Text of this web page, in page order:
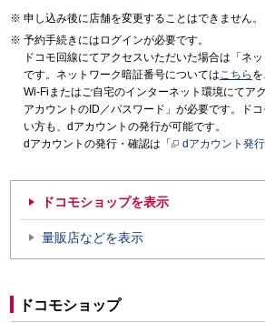
申し込み後に店舗を変更することはできません。
予約手続きにはログインが必要です。
ドコモ回線にてアクセスいただいた場合は「ネ
です。ネットワーク暗証番号についてはこちら
Wi-Fiまたはご自宅のインターネット環境にてア
アカウントのID／パスワード」が必要です。ド
い方も、dアカウントの発行が可能です。
dアカウントの発行・確認は「
dアカウント発行
ドコモショップを表示
量販店などを表示
ドコモショップ